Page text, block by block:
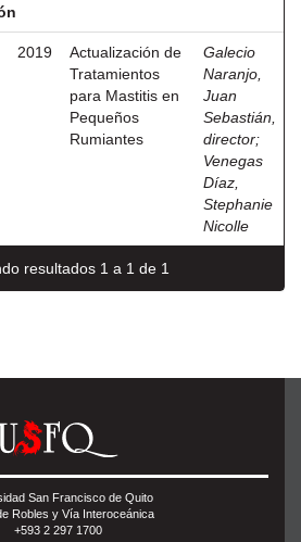
2019
Actualización de
Tratamientos
para Mastitis en
Pequeños
Rumiantes
Galecio
Naranjo,
Juan
Sebastián,
director;
Venegas
Díaz,
Stephanie
Nicolle
resultados 1 a 1 de 1
San Francisco de Quito
Robles y Vía Interoceánica
+593 2 297 1700